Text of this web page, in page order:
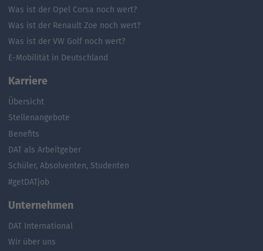
Was ist der Opel Corsa noch wert?
Was ist der Renault Zoe noch wert?
Was ist der VW Golf noch wert?
E-Mobilität in Deutschland
Karriere
Übersicht
Stellenangebote
Benefits
DAT als Arbeitgeber
Schüler, Absolventen, Studenten
#getDATjob
Unternehmen
DAT International
Wir über uns